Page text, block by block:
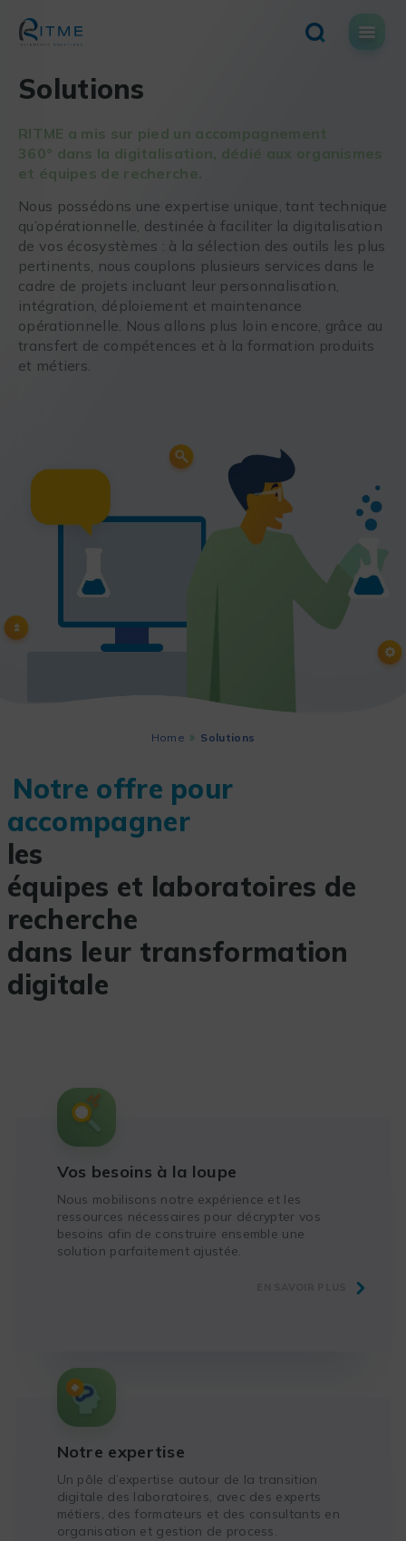
content
Solutions
RITME a mis sur pied un accompagnement
360° dans la digitalisation, dédié aux organismes
et équipes de recherche.
Nous possédons une expertise unique, tant technique
qu’opérationnelle, destinée à faciliter la digitalisation
de vos écosystèmes : à la sélection des outils les plus
pertinents, nous couplons plusieurs services dans le
cadre de projets incluant leur personnalisation,
intégration, déploiement et maintenance
opérationnelle. Nous allons plus loin encore, grâce au
transfert de compétences et à la formation produits
et métiers.
Home Solutions
Notre offre pour
accompagner
les
équipes et laboratoires de
recherche
dans leur transformation
digitale
Vos besoins à la loupe
Nous mobilisons notre expérience et les
ressources nécessaires pour décrypter vos
besoins afin de construire ensemble une
solution parfaitement ajustée.
Notre expertise
Un pôle d’expertise autour de la transition
digitale des laboratoires, avec des experts
métiers, des formateurs et des consultants en
organisation et gestion de process.